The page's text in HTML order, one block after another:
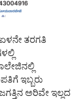
ತರಗತಿ
ಇಬ್ಬರು
ಅರಿವೇ ಇಲ್ಲದ